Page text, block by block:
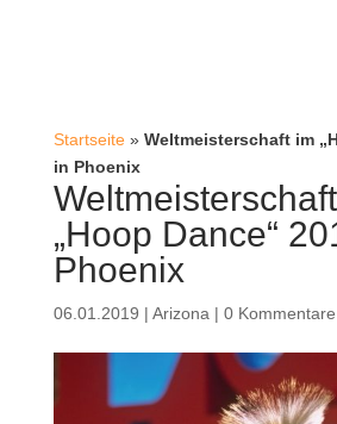
Startseite» Weltmeisterschaft im
in Phoenix
„Hoop Dance“
Phoenix
06.01.2019 | Arizona | 0 Kommentare